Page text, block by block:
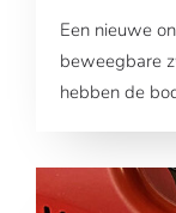
Een nieuwe
beweegbare
hebben de